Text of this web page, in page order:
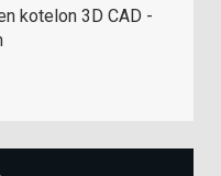
kotelon 3D CAD -